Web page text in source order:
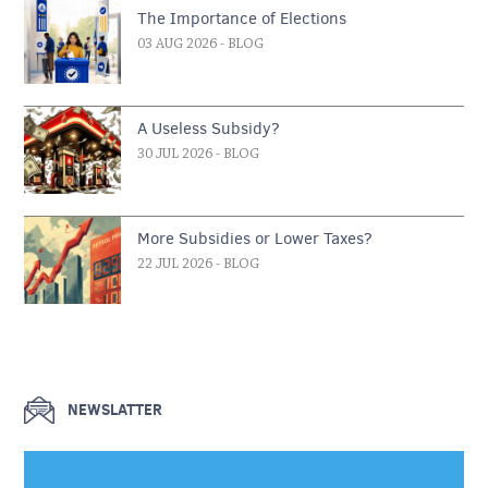
The Importance of Elections
03 AUG 2026 - BLOG
A Useless Subsidy?
30 JUL 2026 - BLOG
More Subsidies or Lower Taxes?
22 JUL 2026 - BLOG
NEWSLATTER